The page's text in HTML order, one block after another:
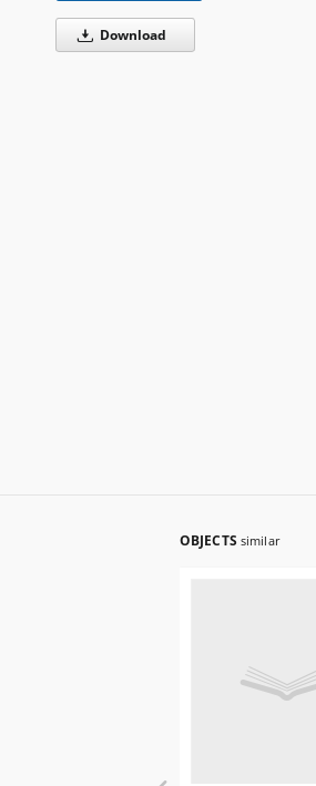
Download
OBJECTS similar